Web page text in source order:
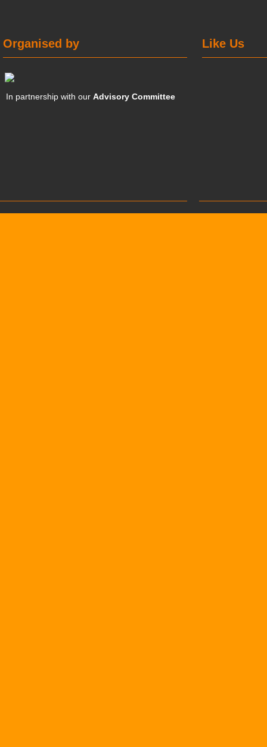
Like Us
Organised by
In partnership with ourAdvisory Committee